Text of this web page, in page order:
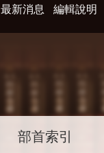
最新消息 編輯說明
部首索引